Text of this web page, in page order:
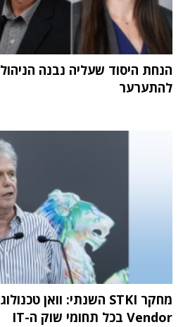
הנחת היסוד שעליה נבנה
להתערער
Vendor בכל תחומי שוק ה-IT